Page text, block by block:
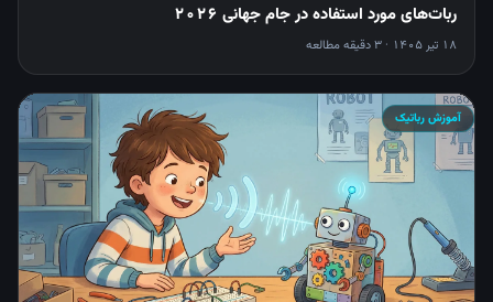
ربات‌های مورد استفاده در جام جهانی 2026
18 تیر 1405 · 3 دقیقه مطالعه
آموزش رباتیک